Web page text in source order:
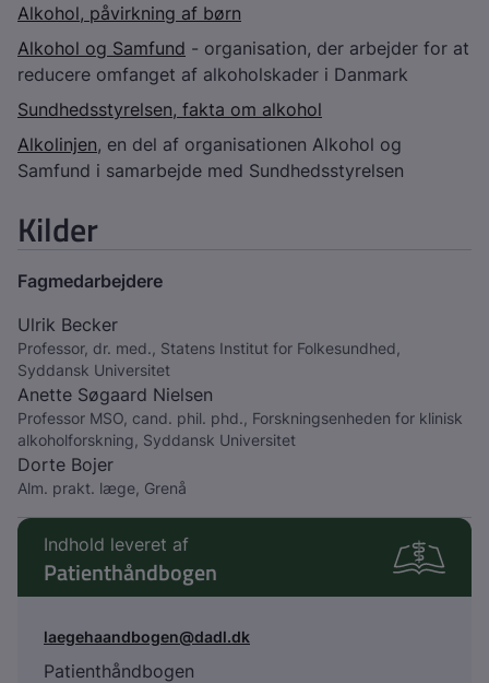
Alkohol, påvirkning af børn
Alkohol og Samfund - organisation, der arbejder for at
reducere omfanget af alkoholskader i Danmark
Sundhedsstyrelsen, fakta om alkohol
Alkolinjen, en del af organisationen Alkohol og
Samfund i samarbejde med Sundhedsstyrelsen
Kilder
Fagmedarbejdere
Ulrik Becker
Professor, dr. med., Statens Institut for Folkesundhed,
Syddansk Universitet
Anette Søgaard Nielsen
Professor MSO, cand. phil. phd., Forskningsenheden for klinisk
alkoholforskning, Syddansk Universitet
Dorte Bojer
Alm. prakt. læge, Grenå
Indhold leveret af
Patienthåndbogen
laegehaandbogen@dadl.dk
Patienthåndbogen